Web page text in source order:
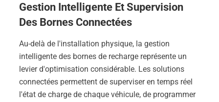
Gestion Intelligente Et Supervision
Des Bornes Connectées
Au-delà de l'installation physique, la gestion
intelligente des bornes de recharge représente un
levier d'optimisation considérable. Les solutions
connectées permettent de superviser en temps réel
l'état de charge de chaque véhicule, de programmer